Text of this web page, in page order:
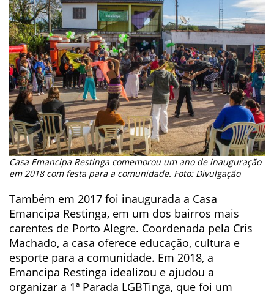
Casa Emancipa Restinga comemorou um ano de inauguração
em 2018 com festa para a comunidade. Foto: Divulgação
Também em 2017 foi inaugurada a Casa
Emancipa Restinga, em um dos bairros mais
carentes de Porto Alegre. Coordenada pela Cris
Machado, a casa oferece educação, cultura e
esporte para a comunidade. Em 2018, a
Emancipa Restinga idealizou e ajudou a
organizar a 1ª Parada LGBTinga, que foi um